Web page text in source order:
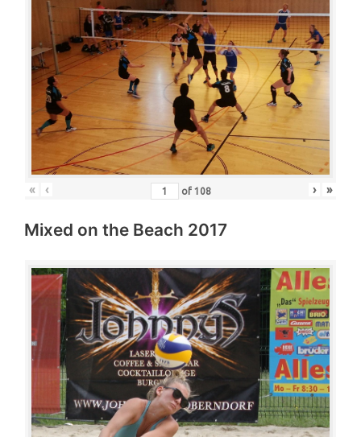
« ‹ of 108 › »
Mixed on the Beach 2017